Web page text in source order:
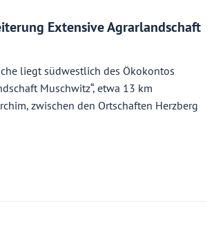
Extensive Agrarlandschaft
liegt südwestlich des Ökokontos
Muschwitz“, etwa 13 km
zwischen den Ortschaften Herzberg